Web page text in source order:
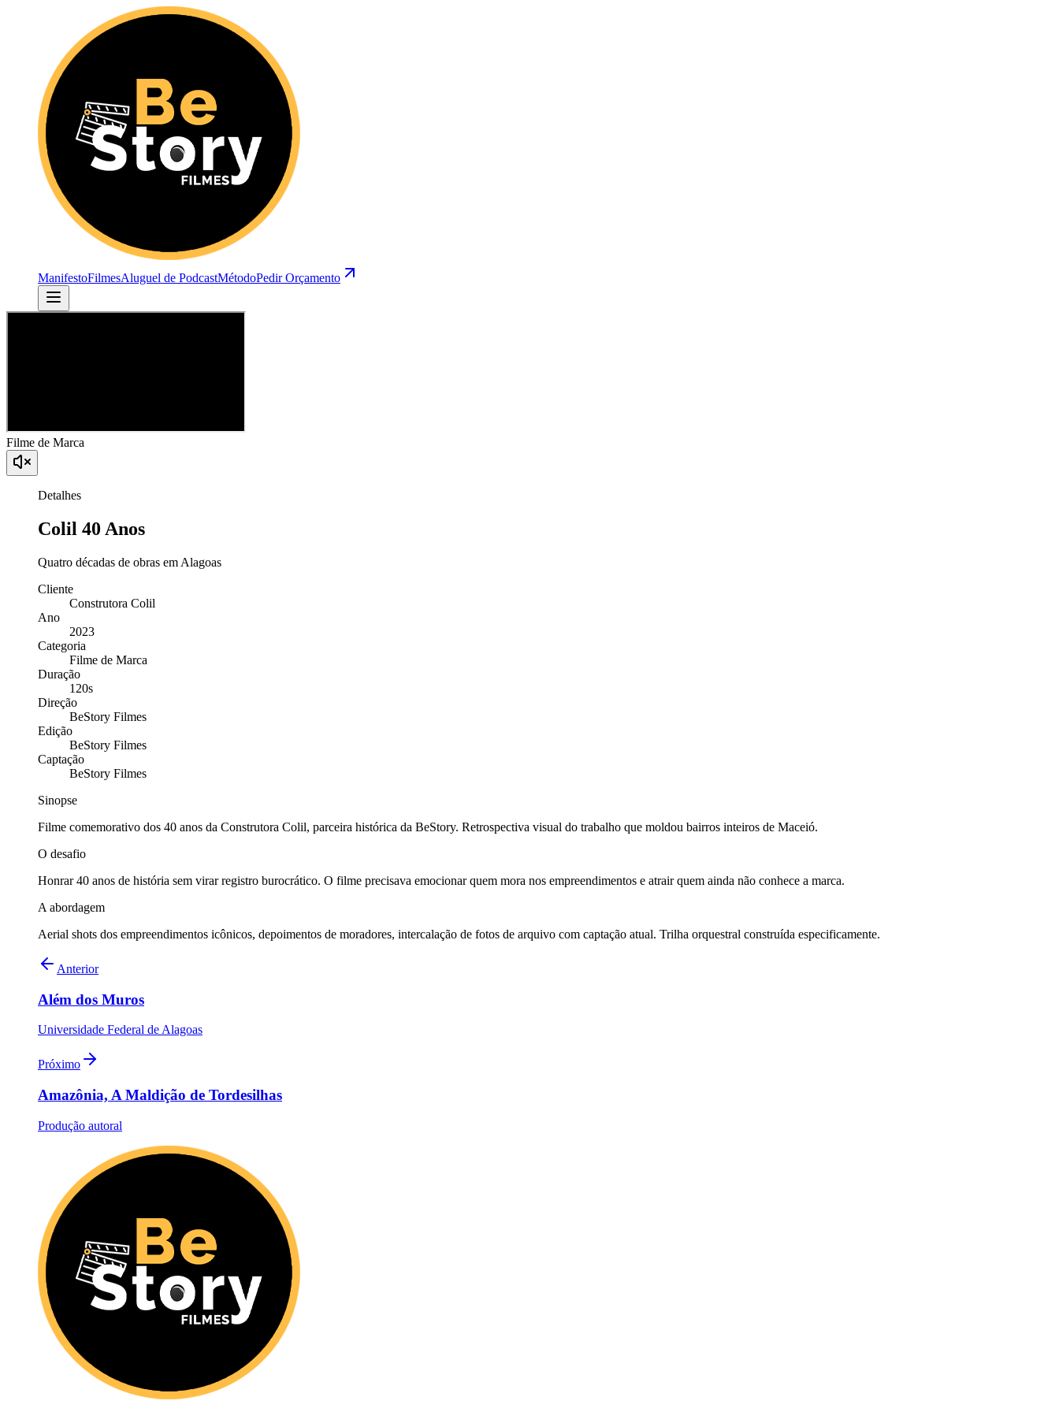
ManifestoFilmesAluguel de PodcastMétodoPedir Orçamento
Filme de Marca
Detalhes
Colil 40 Anos
Quatro décadas de obras em Alagoas
Cliente
Construtora Colil
Ano
2023
Categoria
Filme de Marca
Duração
120s
Direção
BeStory Filmes
Edição
BeStory Filmes
Captação
BeStory Filmes
Sinopse
Filme comemorativo dos 40 anos da Construtora Colil, parceira histórica da BeStory. Retrospectiva visual do trabalho que moldou bairros inteiros de Maceió.
O desafio
Honrar 40 anos de história sem virar registro burocrático. O filme precisava emocionar quem mora nos empreendimentos e atrair quem ainda não conhece a marca.
A abordagem
Aerial shots dos empreendimentos icônicos, depoimentos de moradores, intercalação de fotos de arquivo com captação atual. Trilha orquestral construída especificamente.
Anterior
Além dos Muros
Universidade Federal de Alagoas
Próximo
Amazônia, A Maldição de Tordesilhas
Produção autoral